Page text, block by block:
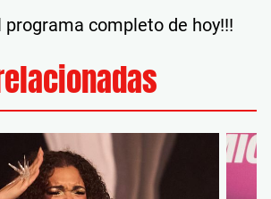
programa completo de hoy!!!